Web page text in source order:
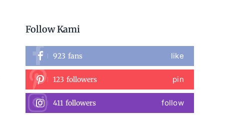
Follow Kami
923 fans like
123 followers pin
411 followers follow